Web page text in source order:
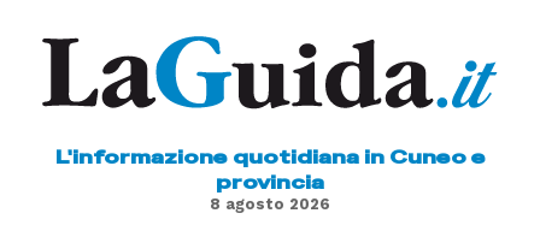
L'informazione quotidiana in Cuneo e
provincia
8 agosto 2026